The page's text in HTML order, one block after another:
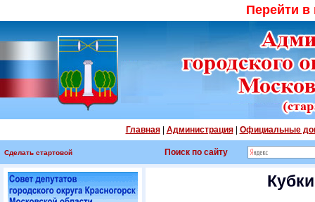
Перейти
Главная| Администрация| Официальные
Сделать стартовой Поиск по сайту